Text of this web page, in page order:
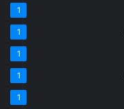
1
1
1
1
1